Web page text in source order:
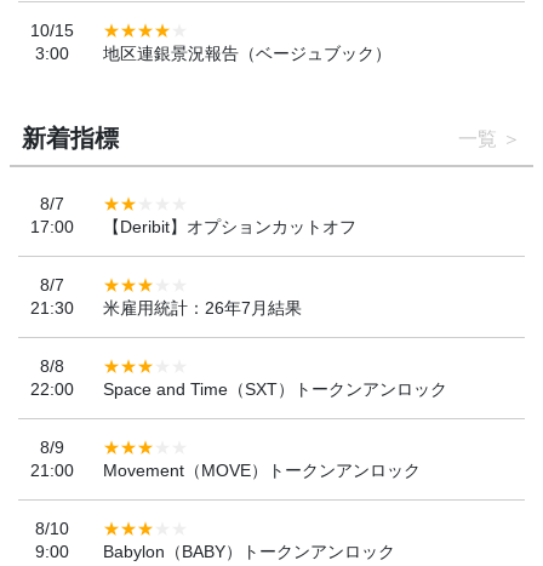
10/15
3:00
地区連銀景況報告（ベージュブック）
新着指標 一覧
8/7
17:00
【Deribit】オプションカットオフ
8/7
21:30
米雇用統計：26年7月結果
8/8
22:00
Space and Time（SXT）トークンアンロック
8/9
21:00
Movement（MOVE）トークンアンロック
8/10
9:00
Babylon（BABY）トークンアンロック